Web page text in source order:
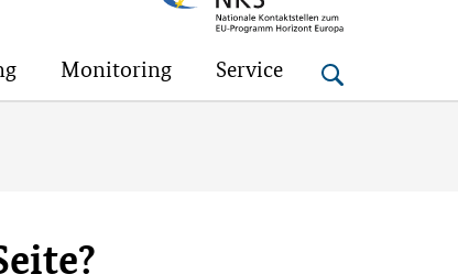
Monitoring Service